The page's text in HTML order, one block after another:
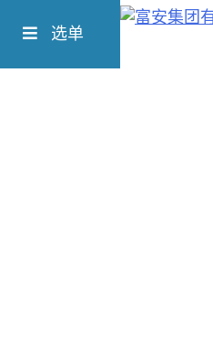
选单